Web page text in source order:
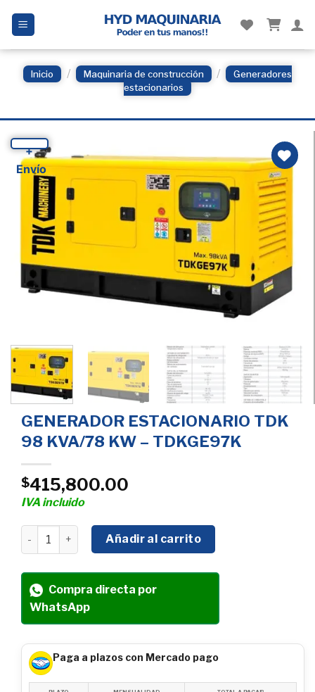
Inicio / Maquinaria de construcción /
Generadores
estacionarios
+
Envío
Añadir
a la
Lista
de
deseos
GENERADOR ESTACIONARIO TDK
98 KVA/78 KW – TDKGE97K
$415,800.00
IVA incluido
GENERADOR ESTACIONARIO TDK 98 KVA/78 KW -
Añadir al carrito
Compra directa por
WhatsApp
Paga a plazos con Mercado pago